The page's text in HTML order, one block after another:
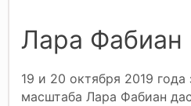
Лара Фабиан
19 и 20 октября 2019 года
масштаба Лара Фабиан